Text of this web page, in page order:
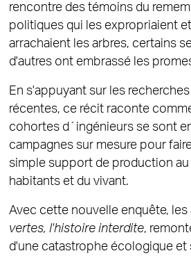
rencontre des témoins du
politiques qui les expropriaient
arrachaient les arbres, certains
d'autres ont embrassé les
En s'appuyant sur les
récentes, ce récit raconte
cohortes d´ingénieurs se sont
campagnes sur mesure pour
simple support de production au
habitants et du vivant.
Avec cette nouvelle enquête, les
vertes, l'histoire interdite,
d'une catastrophe écologique et